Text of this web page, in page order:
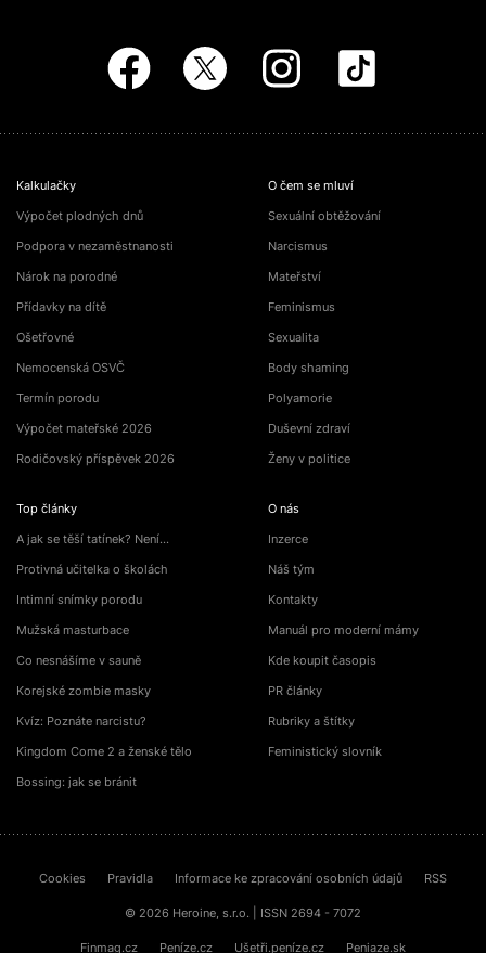
Kalkulačky
Výpočet plodných dnů
Podpora v nezaměstnanosti
Nárok na porodné
Přídavky na dítě
Ošetřovné
Nemocenská OSVČ
Termín porodu
Výpočet mateřské 2026
Rodičovský příspěvek 2026
Top články
A jak se těší tatínek? Není…
Protivná učitelka o školách
Intimní snímky porodu
Mužská masturbace
Co nesnášíme v sauně
Korejské zombie masky
Kvíz: Poznáte narcistu?
Kingdom Come 2 a ženské tělo
Bossing: jak se bránit
O čem se mluví
Sexuální obtěžování
Narcismus
Mateřství
Feminismus
Sexualita
Body shaming
Polyamorie
Duševní zdraví
Ženy v politice
O nás
Inzerce
Náš tým
Kontakty
Manuál pro moderní mámy
Kde koupit časopis
PR články
Rubriky a štítky
Feministický slovník
Cookies Pravidla Informace ke zpracování osobních údajů RSS
© 2026 Heroine, s.r.o. | ISSN 2694 - 7072
Finmag.cz Peníze.cz Ušetři.peníze.cz Peniaze.sk